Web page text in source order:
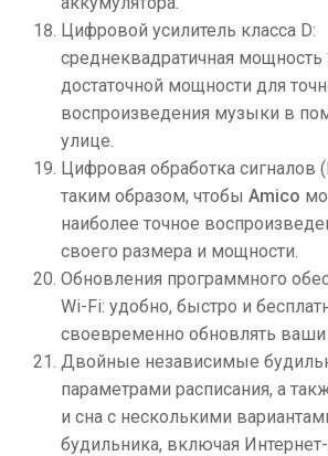
Цифровой усилитель класса D:
среднеквадратичная мощность
достаточной мощности для
воспроизведения музыки в
улице.
Цифровая обработка сигналов
таким образом, чтобы Amico
наиболее точное
своего размера и мощности.
Обновления программного
Wi-Fi: удобно, быстро и
своевременно обновлять
Двойные независимые
параметрами расписания, а
и сна с несколькими
будильника, включая